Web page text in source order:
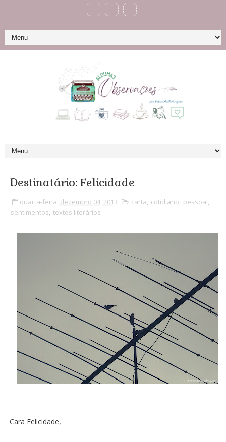
Destinatário: Felicidade
quarta-feira, dezembro 04, 2013 carta, cotidiano, pessoal,
sentimentos, textos literários
Cara Felicidade,